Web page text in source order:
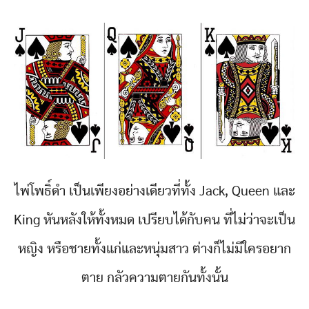
ไพ่โพธิ์ดำ เป็นเพียงอย่างเดียวที่ทั้ง Jack, Queen และ
King หันหลังให้ทั้งหมด เปรียบได้กับคน ที่ไม่ว่าจะเป็น
หญิง หรือชายทั้งแก่และหนุ่มสาว ต่างก็ไม่มีใครอยาก
ตาย กลัวความตายกันทั้งนั้น